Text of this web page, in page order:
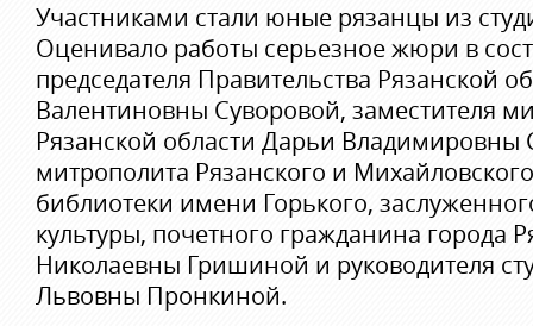
Участниками стали юные рязанцы из
Оценивало работы серьезное жюри в
председателя Правительства Рязанской
Валентиновны Суворовой, заместителя
Рязанской области Дарьи Владимировны
митрополита Рязанского и
библиотеки имени Горького,
культуры, почетного гражданина города
Николаевны Гришиной и руководителя
Львовны Пронкиной.